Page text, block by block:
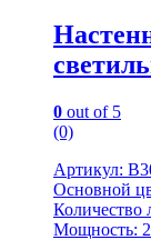
0 out of 5
(0)
Артикул:
Основной
Количество
Мощность: